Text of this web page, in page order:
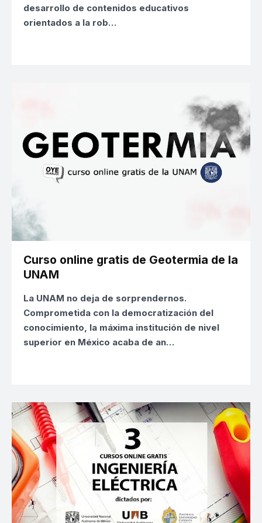
desarrollo de contenidos educativos
orientados a la rob…
Curso online gratis de Geotermia de la
UNAM
La UNAM no deja de sorprendernos.
Comprometida con la democratización del
conocimiento, la máxima institución de nivel
superior en México acaba de an…